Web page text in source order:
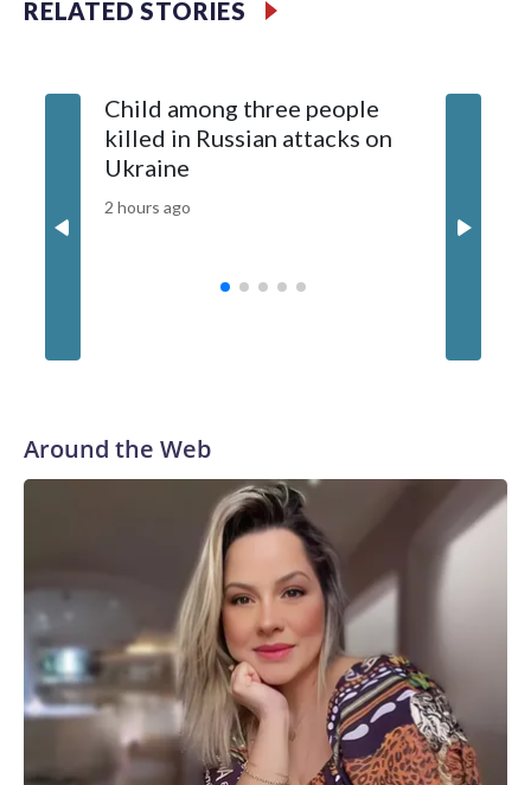
RELATED STORIES
Child among three people
killed in Russian attacks on
Ukraine
2 hours ago
4 hours
Around the Web